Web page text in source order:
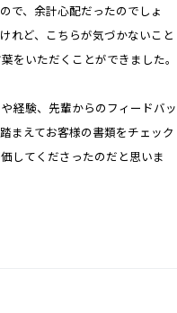
で、余計心配だったのでしょ
れど、こちらが気づかないこと
をいただくことができました。
経験、先輩からのフィードバッ
まえてお客様の書類をチェック
してくださったのだと思いま